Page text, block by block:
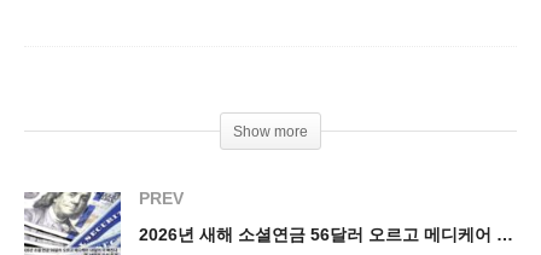
Show more
PREV
2026년 새해 소셜연금 56달러 오르고 메디케어 18달러 더 빠진다 ’38달러 인상효과’